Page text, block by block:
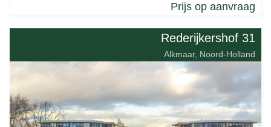
Prijs op aanvraag
Rederijkershof 31
Alkmaar, Noord-Holland